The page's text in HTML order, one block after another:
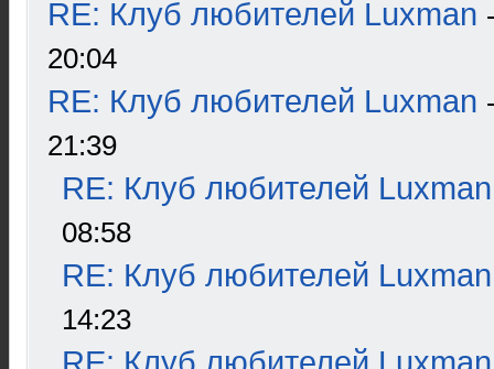
RE: Клуб любителей Luxman
20:04
RE: Клуб любителей Luxman
21:39
RE: Клуб любителей Luxman
08:58
RE: Клуб любителей Luxman
14:23